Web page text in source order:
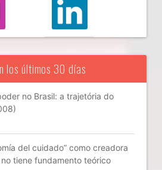
los últimos 30 días
no Brasil: a trajetória do
del cuidado” como creadora
tiene fundamento teórico